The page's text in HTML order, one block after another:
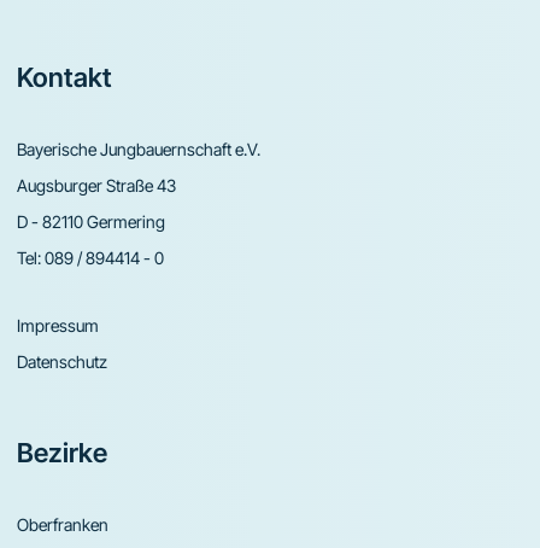
Footer
Kontakt
Bayerische Jungbauernschaft e.V.
Augsburger Straße 43
D - 82110 Germering
Tel:089 / 894414 - 0
Impressum
Datenschutz
Bezirke
Oberfranken